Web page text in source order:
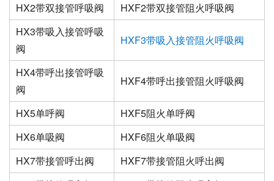
HX2带双接管呼吸阀
HXF2带双接管阻火呼吸阀
HX3带吸入接管呼吸
阀
HXF3带吸入接管阻火呼吸阀
HX4带呼出接管呼吸
阀
HXF4带呼出接管阻火呼吸阀
HX5单呼阀
HXF5阻火单呼阀
HX6单吸阀
HXF6阻火单吸阀
HX7带接管呼出阀
HXF7带接管阻火呼出阀